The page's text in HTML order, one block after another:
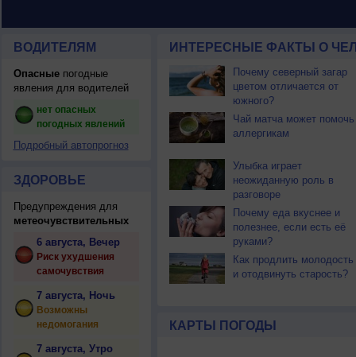
ВОДИТЕЛЯМ
Опасныепогодные
явления для водителей
нет опасных
погодных явлений
Подробный автопрогноз
ЗДОРОВЬЕ
Предупреждения для
метеочувствительных
6 августа, Вечер
Риск ухудшения
самочувствия
7 августа, Ночь
Возможны
недомогания
7 августа, Утро
ИНТЕРЕСНЫЕ ФАКТЫ О
Почему северный загар
цветом отличается от
южного?
Чай матча может помочь
аллергикам
Улыбка играет
неожиданную роль в
разговоре
Почему еда вкуснее и
полезнее, если есть её
руками?
Как продлить молодость
и отодвинуть старость?
КАРТЫ ПОГОДЫ